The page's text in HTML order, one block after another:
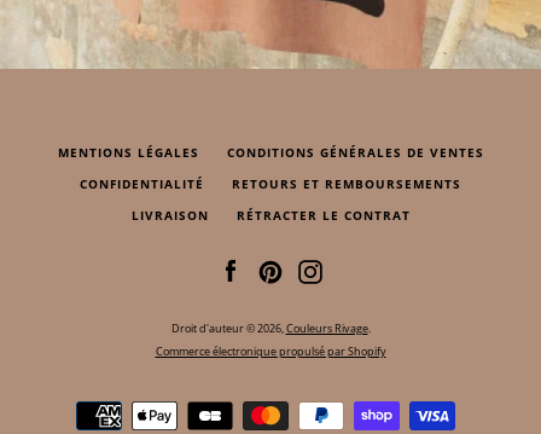
MENTIONS LÉGALES
CONDITIONS GÉNÉRALES DE VENTES
CONFIDENTIALITÉ
RETOURS ET REMBOURSEMENTS
LIVRAISON
RÉTRACTER LE CONTRAT
FacebookPinterest
Droit d'auteur © 2026,Couleurs Rivage.
Commerce électronique propulsé par Shopify
Icônes
Paiement